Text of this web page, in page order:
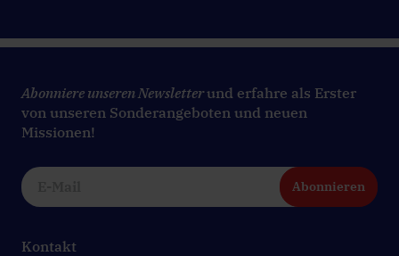
Abonniere unseren Newsletterund erfahre als Erster
von unseren Sonderangeboten und neuen
Missionen!
Abonnieren
Kontakt